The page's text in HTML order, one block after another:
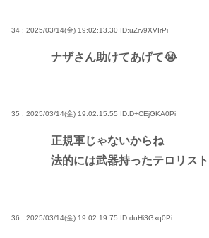
34 : 2025/03/14(金) 19:02:13.30 ID:uZrv9XVIrPi
ナザさん助けてあげて😭
35 : 2025/03/14(金) 19:02:15.55 ID:D+CEjGKA0Pi
正規軍じゃないからね
法的には武器持ったテロリス
36 : 2025/03/14(金) 19:02:19.75 ID:duHi3Gxq0Pi